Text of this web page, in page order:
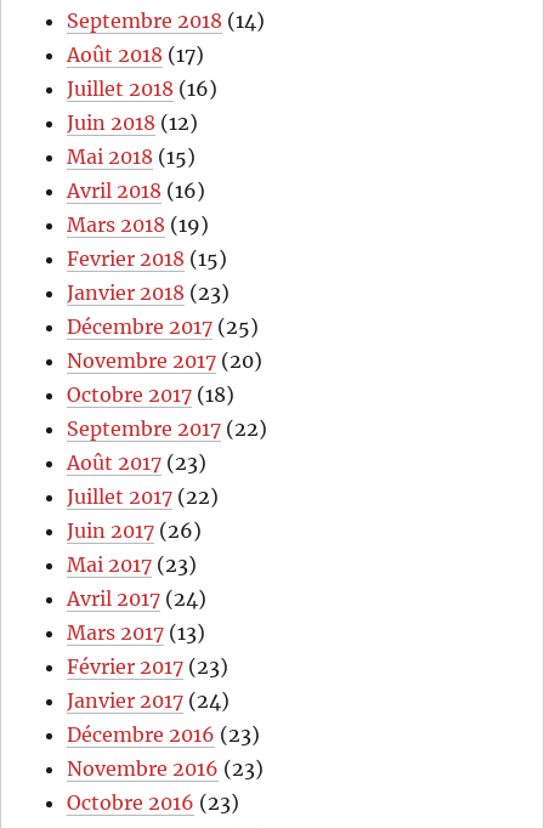
Septembre 2018 (14)
Août 2018 (17)
Juillet 2018 (16)
Juin 2018 (12)
Mai 2018 (15)
Avril 2018 (16)
Mars 2018 (19)
Fevrier 2018 (15)
Janvier 2018 (23)
Décembre 2017 (25)
Novembre 2017 (20)
Octobre 2017 (18)
Septembre 2017 (22)
Août 2017 (23)
Juillet 2017 (22)
Juin 2017 (26)
Mai 2017 (23)
Avril 2017 (24)
Mars 2017 (13)
Février 2017 (23)
Janvier 2017 (24)
Décembre 2016 (23)
Novembre 2016 (23)
Octobre 2016 (23)